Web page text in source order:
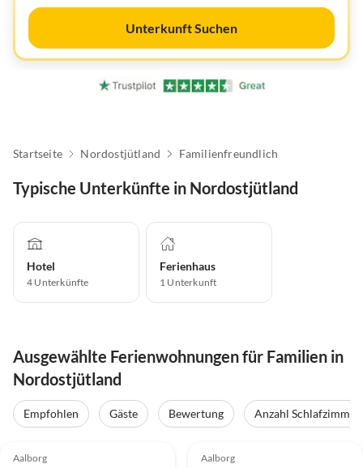
Unterkunft Suchen
Startseite Nordostjütland Familienfreundlich
Typische Unterkünfte in Nordostjütland
Hotel
4 Unterkünfte
Ferienhaus
1 Unterkunft
Ausgewählte Ferienwohnungen für Familien in
Nordostjütland
Empfohlen Gäste Bewertung
Anzahl Schlafzimmer
Aalborg Aalborg